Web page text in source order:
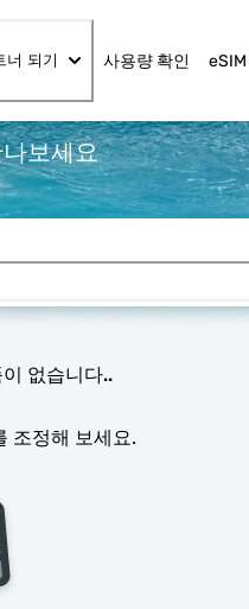
너 되기 사용량 확인
보세요
없습니다..
조정해 보세요.